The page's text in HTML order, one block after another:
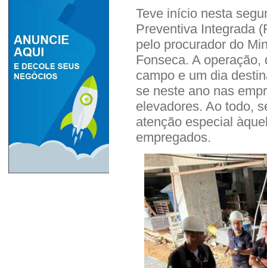
Teve início nesta
Preventiva Integrada
pelo procurador do
Fonseca. A
campo e um dia
se neste ano nas
elevadores. Ao todo,
atenção especial
empregados.